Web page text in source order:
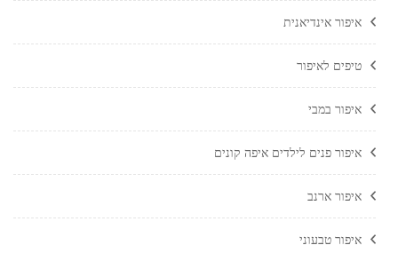
איפור אינדיאנית
טיפים לאיפור
איפור במבי
איפור פנים לילדים איפה קונים
איפור ארנב
איפור טבעוני